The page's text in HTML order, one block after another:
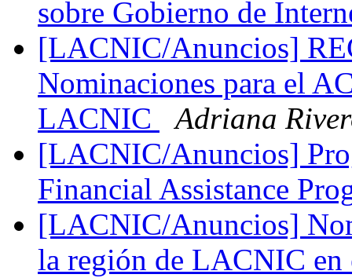
sobre Gobierno de
[LACNIC/Anuncios]
Nominaciones para el
LACNIC
Adriana
[LACNIC/Anuncios]
Financial Assistance
[LACNIC/Anuncios]
la región de LACNIC